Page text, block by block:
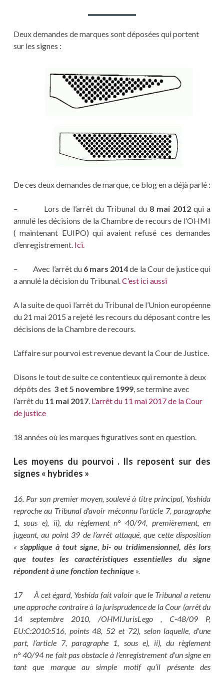
Deux demandes de marques sont déposées qui portent
sur les signes :
De ces deux demandes de marque, ce blog en a déjà parlé :
– Lors de l’arrêt du Tribunal du 8 mai 2012qui a
annulé les décisions de la Chambre de recours de l’OHMI
( maintenant EUIPO) qui avaient refusé ces demandes
d’enregistrement. Ici.
– Avec l’arrêt du 6 mars 2014de la Cour de justice qui
a annulé la décision du Tribunal.C’est ici aussi
A la suite de quoi l’arrêt du Tribunal de l’Union européenne
du 21 mai 2015 a rejeté les recours du déposant contre les
décisions de la Chambre de recours.
L’affaire sur pourvoi est revenue devant la Cour de Justice.
Disons le tout de suite ce contentieux qui remonte à deux
dépôts des 3 et 5 novembre 1999, se termine avec
l’arrêt du 11 mai 2017. L’arrêt du 11 mai 2017 de la Cour
de justice
18 années où les marques figuratives sont en question.
Les moyens du pourvoi . Ils reposent sur des
signes « hybrides »
16. Par son premier moyen, soulevé à titre principal, Yoshida
reproche au Tribunal d’avoir méconnu l’article 7, paragraphe
1, sous e), ii), du règlement n° 40/94, premièrement, en
jugeant, au point 39 de l’arrêt attaqué, que cette disposition
« s’applique à tout signe, bi- ou tridimensionnel, dès lors
que toutes les caractéristiques essentielles du signe
répondent à une fonction technique».
17 À cet égard, Yoshida fait valoir que le Tribunal a retenu
une approche contraire à la jurisprudence de la Cour (arrêt du
14 septembre 2010, /OHMIJurisLego , C‑48/09 P,
EU:C:2010:516, points 48, 52 et 72), selon laquelle, d’une
part, l’article 7, paragraphe 1, sous e), ii), du règlement
n° 40/94 ne fait pas obstacle à l’enregistrement d’un signe en
tant que marque au simple motif qu’il présente des